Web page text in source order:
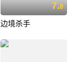
7.8
边境杀手